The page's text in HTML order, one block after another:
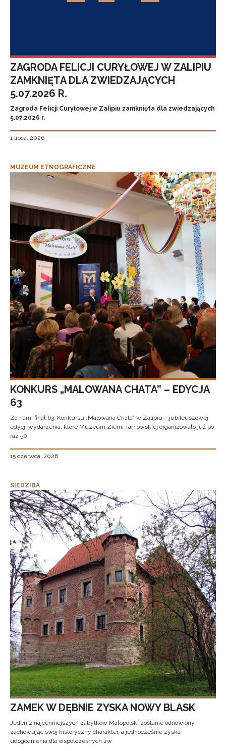
ZAGRODA FELICJI CURYŁOWEJ W ZALIPIU
ZAMKNIĘTA DLA ZWIEDZAJĄCYCH
5.07.2026 R.
Zagroda Felicji Curyłowej w Zalipiu zamknięta dla zwiedzających
5.07.2026 r.
1 lipca, 2026
MUZEUM ETNOGRAFICZNE
KONKURS „MALOWANA CHATA” – EDYCJA
63
Za nami finał 63. Konkursu „Malowana Chata” w Zalipiu – jubileuszowej
edycji wydarzenia, które Muzeum Ziemi Tarnowskiej organizowało już po
raz 50.
15 czerwca, 2026
SIEDZIBA
ZAMEK W DĘBNIE ZYSKA NOWY BLASK
Jeden z najcenniejszych zabytków Małopolski zostanie odnowiony,
zachowując swój historyczny charakter, a jednocześnie zyska
udogodnienia dla współczesnych zw